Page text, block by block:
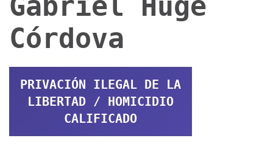
Córdova
PRIVACIÓN ILEGAL DE LA
LIBERTAD / HOMICIDIO
CALIFICADO